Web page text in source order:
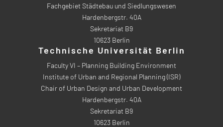
Fachgebiet Städtebau und Siedlungswesen
Hardenbergstr. 40A
Sekretariat B9
10623 Berlin
Technische Universität Berlin
Faculty VI – Planning Building Environment
Institute of Urban and Regional Planning (ISR)
Chair of Urban Design and Urban Development
Hardenbergstr. 40A
Sekretariat B9
10623 Berlin